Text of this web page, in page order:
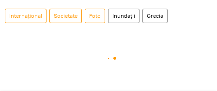
Internaţional Societate Foto Inundații Grecia